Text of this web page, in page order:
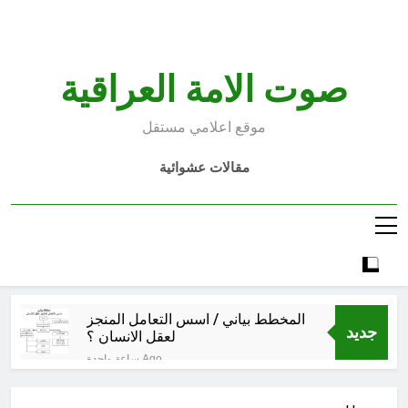
صوت الامة العراقية
موقع اعلامي مستقل
مقالات عشوائية
جديد
المخطط بياني / اسس التعامل المنجز
لعقل الانسان ؟
ساعة واحدة Ago